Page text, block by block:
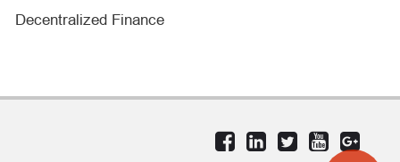
Decentralized Finance